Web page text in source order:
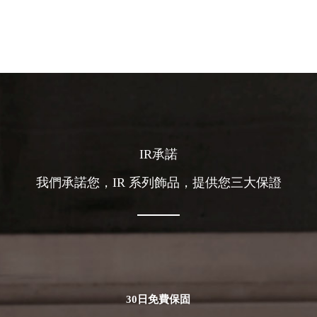
IR承諾
我們承諾您，IR 系列飾品，提供您三大保證
30日免費保固